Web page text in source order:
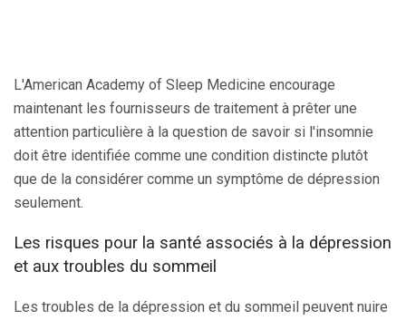
L'American Academy of Sleep Medicine encourage
maintenant les fournisseurs de traitement à prêter une
attention particulière à la question de savoir si l'insomnie
doit être identifiée comme une condition distincte plutôt
que de la considérer comme un symptôme de dépression
seulement.
Les risques pour la santé associés à la dépression
et aux troubles du sommeil
Les troubles de la dépression et du sommeil peuvent nuire